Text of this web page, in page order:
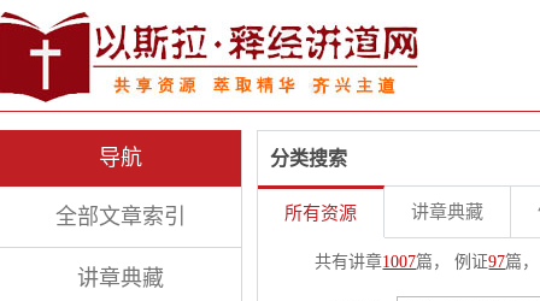
导航
全部文章索引
讲章典藏
分类搜索
所有资源 讲章典藏
共有讲章1007篇， 例证97篇